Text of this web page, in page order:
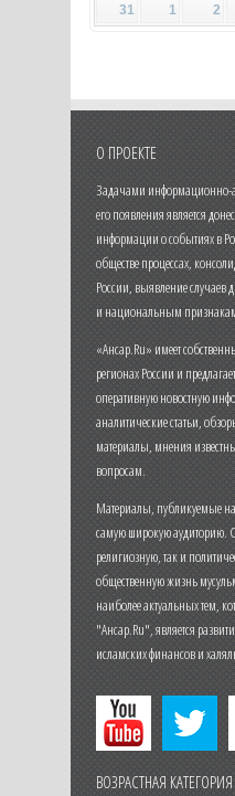
31
1 2
О ПРОЕКТЕ
Задачами информационно-
его появления является
информации о событиях в
обществе процессах,
России, выявление
и национальным
«Ансар.Ru» имеет
регионах России и
оперативную новостную
аналитические статьи,
материалы, мнения
вопросам.
Материалы, публикуемые
самую широкую аудиторию.
религиозную, так и
общественную жизнь
наиболее актуальных тем,
"Ансар.Ru", является
исламских финансов и
ВОЗРАСТНАЯ